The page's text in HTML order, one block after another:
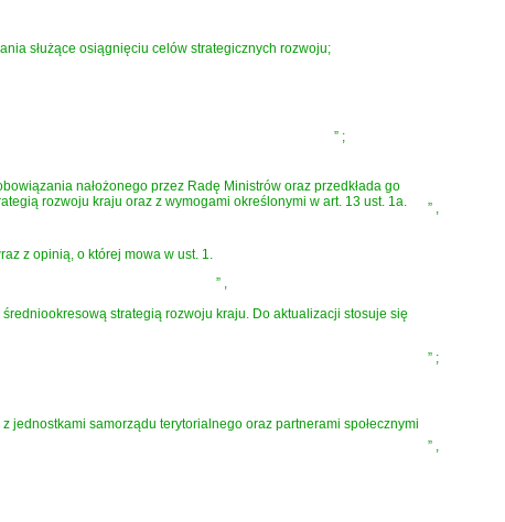
służące osiągnięciu celów strategicznych rozwoju;
” ;
nałożonego przez Radę Ministrów oraz przedkłada go
rozwoju kraju oraz z wymogami określonymi w art. 13 ust. 1a.
” ,
z opinią, o której mowa w ust. 1.
” ,
strategią rozwoju kraju. Do aktualizacji stosuje się
” ;
samorządu terytorialnego oraz partnerami społecznymi
” ,